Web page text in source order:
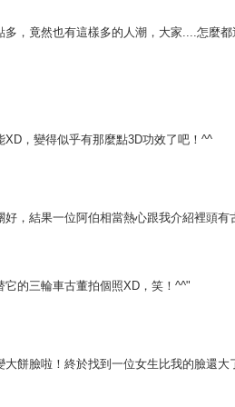
，竟然也有這樣多的人潮，大家....怎麼都
XD，變得似乎有那麼點3D功效了吧！^^
，結果一位阿伯相當熱心跟我介紹裡頭有
它的三輪車古董拍個照XD，笑！^^"
餅臉啦！終於找到一位女生比我的臉還大